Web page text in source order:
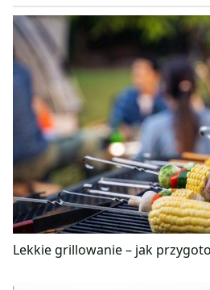
Lekkie grillowanie – jak